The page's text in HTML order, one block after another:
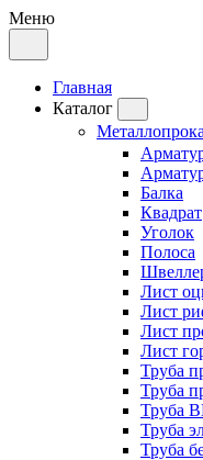
Меню
Главная
Каталог
Балка
Квадрат
Уголок
Полоса
Лист
Лист
Лист
Лист
Труба
Труба
Труба
Труба
Труба